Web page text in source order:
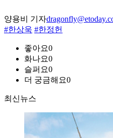
양용비 기자
#한상욱 #한정헌
좋아요0
화나요0
슬퍼요0
더 궁금해요0
최신뉴스